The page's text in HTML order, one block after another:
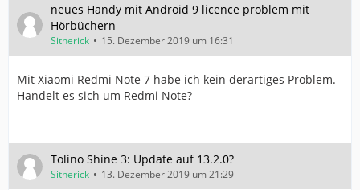
neues Handy mit Android 9 licence problem mit
Hörbüchern
Sitherick 15. Dezember 2019 um 16:31
Mit Xiaomi Redmi Note 7 habe ich kein derartiges Problem.
Handelt es sich um Redmi Note?
Tolino Shine 3: Update auf 13.2.0?
Sitherick 13. Dezember 2019 um 21:29